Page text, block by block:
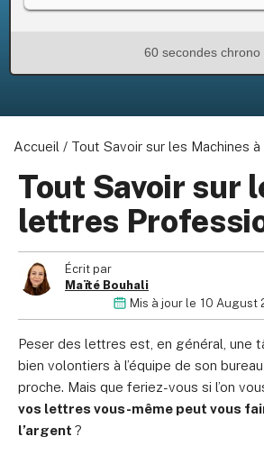
60 secondes chrono
Accueil / Tout Savoir sur les Machines
Tout Savoir sur
lettres
Écrit par
Maïté Bouhali
Mis à jour le 10 August
Peser des lettres est, en général, une
bien volontiers à l’équipe de son
proche. Mais que feriez-vous si l’on
vos lettres vous-même peut vous
l’argent ?